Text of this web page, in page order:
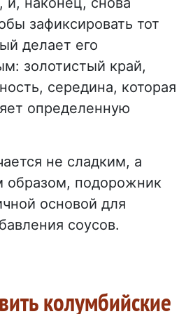
зафиксировать тот
делает его
золотистый край,
середина, которая
определенную
не сладким, а
образом, подорожник
основой для
соусов.
колумбийские